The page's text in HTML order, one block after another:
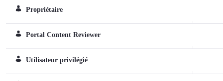
Normál szerepkör
Propriétaire
Normál szerepkör
Portal Content Reviewer
Normál szerepkör
Utilisateur privilégié